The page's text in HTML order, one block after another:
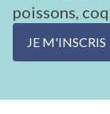
poissons,
JE M'INSCRIS